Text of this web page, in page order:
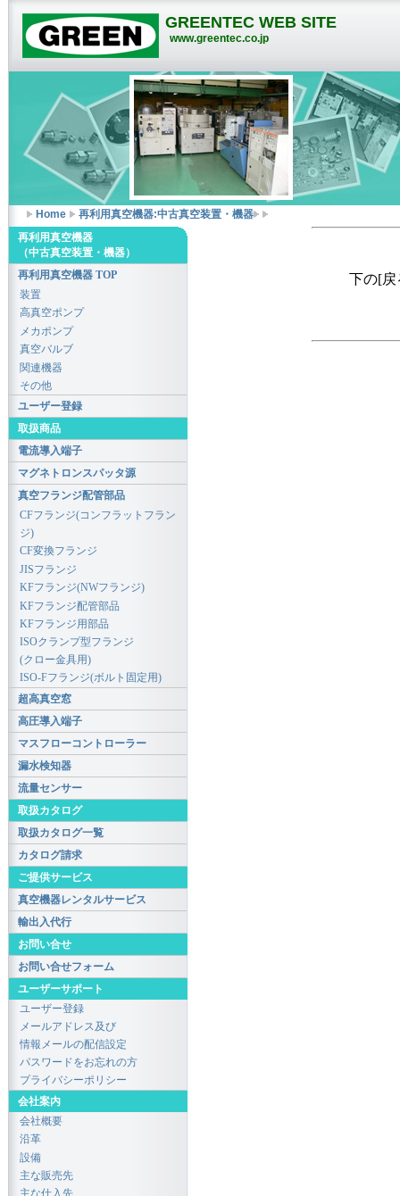
GREENTEC WEB SITE
www.greentec.co.jp
Home 再利用真空機器:中古真空装置・機器
下の[戻
再利用真空機器
（中古真空装置・機器）
再利用真空機器 TOP
装置
高真空ポンプ
メカポンプ
真空バルブ
関連機器
その他
ユーザー登録
取扱商品
電流導入端子
マグネトロンスパッタ源
真空フランジ配管部品
CFフランジ(コンフラットフラン
ジ)
CF変換フランジ
JISフランジ
KFフランジ(NWフランジ)
KFフランジ配管部品
KFフランジ用部品
ISOクランプ型フランジ
(クロー金具用)
ISO-Fフランジ(ボルト固定用)
超高真空窓
高圧導入端子
マスフローコントローラー
漏水検知器
流量センサー
取扱カタログ
取扱カタログ一覧
カタログ請求
ご提供サービス
真空機器レンタルサービス
輸出入代行
お問い合せ
お問い合せフォーム
ユーザーサポート
ユーザー登録
メールアドレス及び
情報メールの配信設定
パスワードをお忘れの方
プライバシーポリシー
会社案内
会社概要
沿革
設備
主な販売先